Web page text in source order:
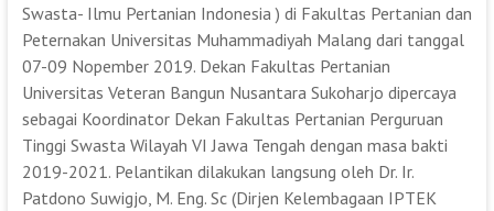
Swasta- Ilmu Pertanian Indonesia ) di Fakultas Pertanian dan
Peternakan Universitas Muhammadiyah Malang dari tanggal
07-09 Nopember 2019. Dekan Fakultas Pertanian
Universitas Veteran Bangun Nusantara Sukoharjo dipercaya
sebagai Koordinator Dekan Fakultas Pertanian Perguruan
Tinggi Swasta Wilayah VI Jawa Tengah dengan masa bakti
2019-2021. Pelantikan dilakukan langsung oleh Dr. Ir.
Patdono Suwigjo, M. Eng. Sc (Dirjen Kelembagaan IPTEK